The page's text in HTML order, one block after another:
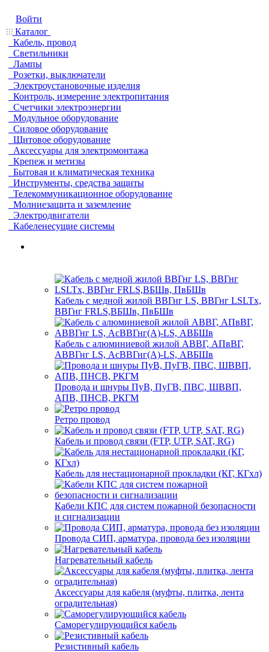
Войти
Каталог
Кабель, провод
Светильники
Лампы
Розетки, выключатели
Электроустановочные изделия
Контроль, измерение электропитания
Счетчики электроэнергии
Модульное оборудование
Силовое оборудование
Щитовое оборудование
Аксессуары для электромонтажа
Крепеж и метизы
Бытовая и климатическая техника
Инструменты, средства защиты
Телекоммуникационное оборудование
Молниезащита и заземление
Электродвигатели
Кабеленесущие системы
Кабель с медной жилой ВВГнг LS, ВВГнг LSLTx,
ВВГнг FRLS,ВБШв, ПвБШв
Кабель с алюминиевой жилой АВВГ, АПвВГ,
АВВГнг LS, АсВВГнг(А)-LS, АВБШв
Провода и шнуры ПуВ, ПуГВ, ПВС, ШВВП,
АПВ, ПНСВ, РКГМ
Ретро провод
Кабель и провод связи (FTP, UTP, SAT, RG)
Кабель для нестационарной прокладки (КГ, КГхл)
Кабели КПС для систем пожарной безопасности
и сигнализации
Провода СИП, арматура, провода без изоляции
Нагревательный кабель
Аксессуары для кабеля (муфты, плитка, лента
оградительная)
Саморегулирующийся кабель
Резистивный кабель